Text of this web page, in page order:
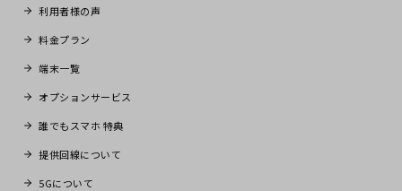
利用者様の声
料金プラン
端末一覧
オプションサービス
誰でもスマホ 特典
提供回線について
5Gについて